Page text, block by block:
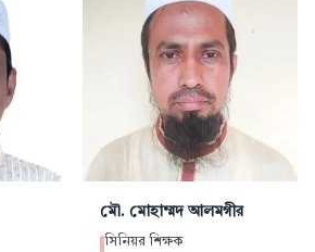
মৌ. মোহাম্মদআলমগীর
সিনিয়র শিক্ষক